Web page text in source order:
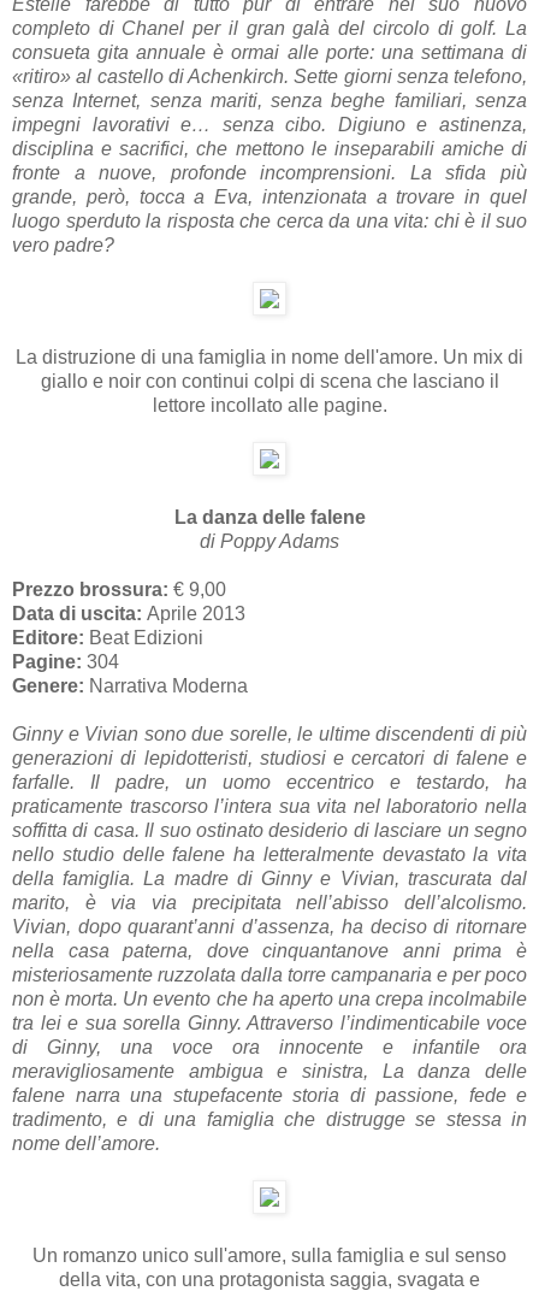
completo di Chanel per il gran galà del circolo di golf. La
consueta gita annuale è ormai alle porte: una settimana di
«ritiro» al castello di Achenkirch. Sette giorni senza telefono,
senza Internet, senza mariti, senza beghe familiari, senza
impegni lavorativi e… senza cibo. Digiuno e astinenza,
disciplina e sacrifici, che mettono le inseparabili amiche di
fronte a nuove, profonde incomprensioni. La sfida più
grande, però, tocca a Eva, intenzionata a trovare in quel
luogo sperduto la risposta che cerca da una vita: chi è il suo
vero padre?
La distruzione di una famiglia in nome dell'amore. Un mix di
giallo e noir con continui colpi di scena che lasciano il
lettore incollato alle pagine.
La danza delle falene
di Poppy Adams
Prezzo brossura: € 9,00
Data di uscita: Aprile 2013
Editore: Beat Edizioni
Pagine: 304
Genere: Narrativa Moderna
Ginny e Vivian sono due sorelle, le ultime discendenti di più
generazioni di lepidotteristi, studiosi e cercatori di falene e
farfalle. Il padre, un uomo eccentrico e testardo, ha
praticamente trascorso l’intera sua vita nel laboratorio nella
soffitta di casa. Il suo ostinato desiderio di lasciare un segno
nello studio delle falene ha letteralmente devastato la vita
della famiglia. La madre di Ginny e Vivian, trascurata dal
marito, è via via precipitata nell’abisso dell’alcolismo.
Vivian, dopo quarant’anni d’assenza, ha deciso di ritornare
nella casa paterna, dove cinquantanove anni prima è
misteriosamente ruzzolata dalla torre campanaria e per poco
non è morta. Un evento che ha aperto una crepa incolmabile
tra lei e sua sorella Ginny. Attraverso l’indimenticabile voce
di Ginny, una voce ora innocente e infantile ora
meravigliosamente ambigua e sinistra, La danza delle
falene narra una stupefacente storia di passione, fede e
tradimento, e di una famiglia che distrugge se stessa in
nome dell’amore.
Un romanzo unico sull'amore, sulla famiglia e sul senso
della vita, con una protagonista saggia, svagata e